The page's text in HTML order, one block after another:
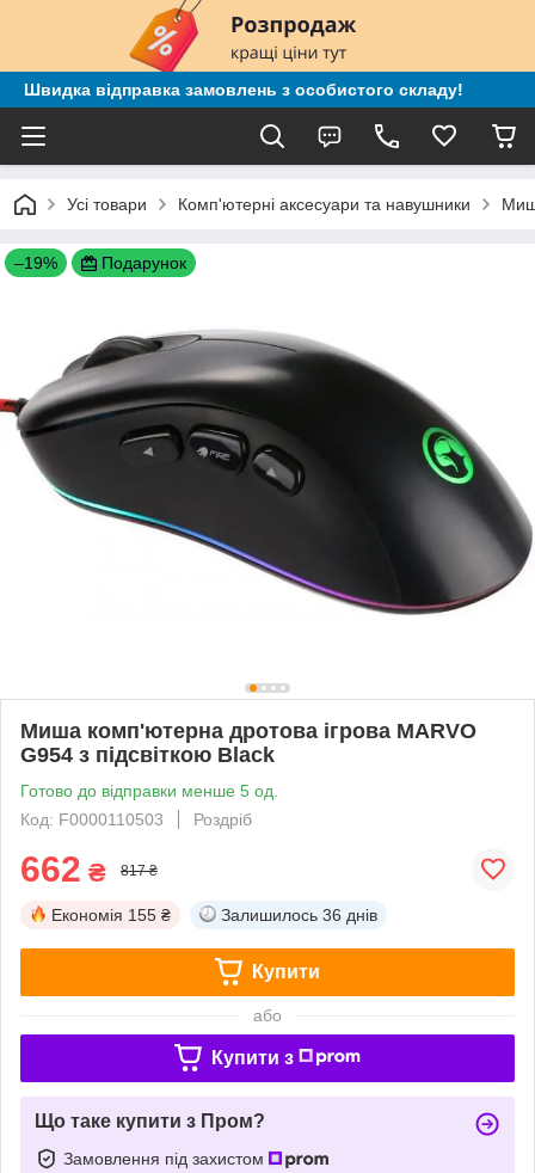
Швидка відправка замовлень з особистого складу!
Усі товари Комп'ютерні аксесуари та навушники
–19% Подарунок
Миша комп'ютерна дротова ігрова MARVO
G954 з підсвіткою Black
Готово до відправки менше 5 од.
Код: F0000110503
Роздріб
662 ₴ 817 ₴
Економія 155 ₴ Залишилось 36 днів
Купити
або
Купити з
Що таке купити з Пром?
Замовлення під захистом